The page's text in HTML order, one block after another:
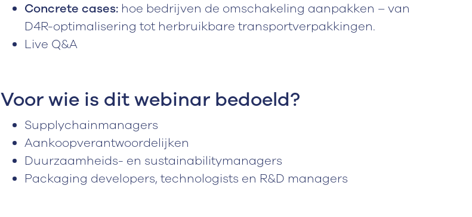
Concrete cases: hoe bedrijven de omschakeling aanpakken – van
D4R-optimalisering tot herbruikbare transportverpakkingen.
Live Q&A
Voor wie is dit webinar bedoeld?
Supplychainmanagers
Aankoopverantwoordelijken
Duurzaamheids- en sustainabilitymanagers
Packaging developers, technologists en R&D managers